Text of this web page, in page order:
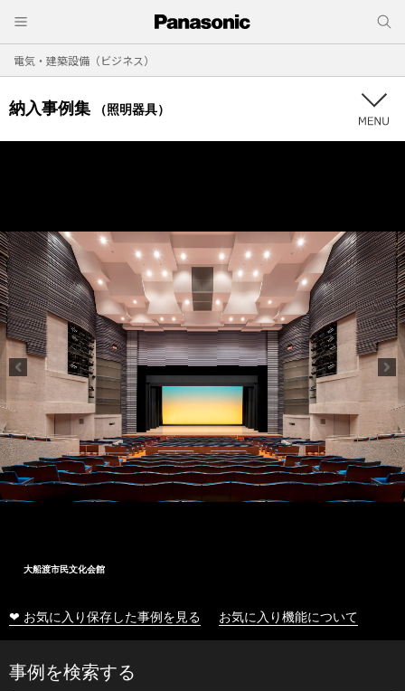
電気・建築設備（ビジネス）
納入事例集 （照明器具）
大船渡市民文化会館
❤ お気に入り保存した事例を見る お気に入り機能について
事例を検索する